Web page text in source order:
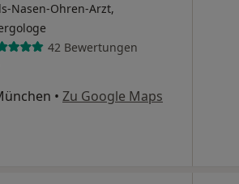
Nasen-Ohren-Arzt,
42 Bewertungen
• Zu Google Maps